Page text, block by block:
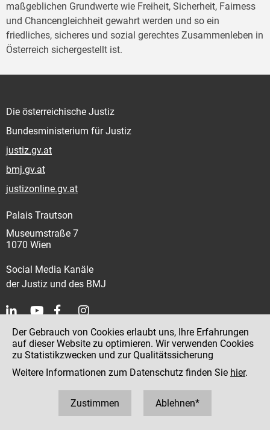
maßgeblichen Grundwerte wie Freiheit, Sicherheit, Fairness
und Chancengleichheit gewahrt werden und so ein
friedliches, sicheres und sozial gerechtes Zusammenleben in
Österreich sichergestellt ist.
Die österreichische Justiz
Bundesministerium für Justiz
justiz.gv.at
bmj.gv.at
justizonline.gv.at
Palais Trautson
Museumstraße 7
1070 Wien
Social Media Kanäle
der Justiz und des BMJ
Kontakt
Impressum
Datenschutz
Hinweisgeber:innenplattform (für Mitarbeiter:innen)
Der Gebrauch von Cookies erlaubt uns, Ihre Erfahrungen
auf dieser Website zu optimieren. Wir verwenden Cookies
zu Statistikzwecken und zur Qualitätssicherung
Weitere Informationen zum Datenschutz finden Sie hier.
Zustimmen Ablehnen*